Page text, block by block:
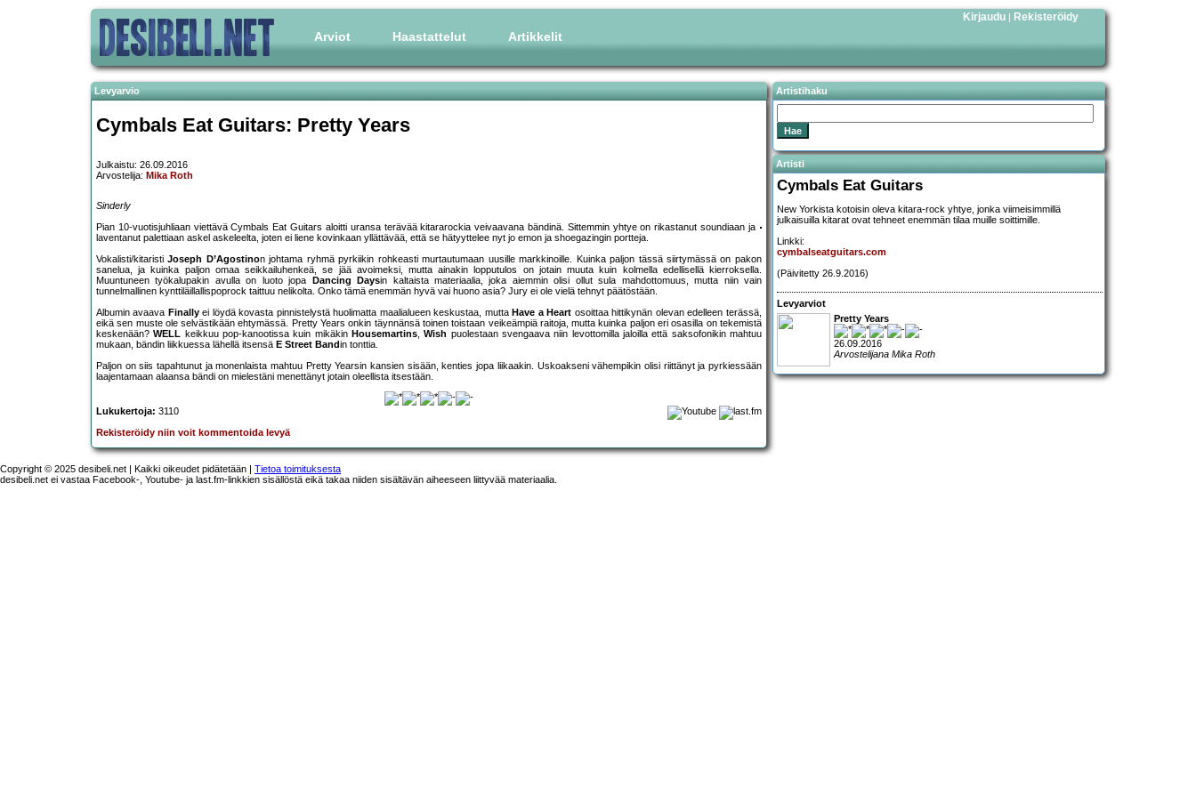
Arviot Haastattelut Artikkelit
Kirjaudu | Rekisteröidy
Levyarvio
Cymbals Eat Guitars: Pretty Years
Julkaistu: 26.09.2016
Arvostelija: Mika Roth
Sinderly
Pian 10-vuotisjuhliaan viettävä Cymbals Eat Guitars aloitti uransa terävää kitararockia veivaavana bändinä. Sittemmin yhtye on rikastanut soundiaan ja
laventanut palettiaan askel askeleelta, joten ei liene kovinkaan yllättävää, että se hätyyttelee nyt jo emon ja shoegazingin portteja.
Vokalisti/kitaristiJoseph D’Agostinon johtama ryhmä pyrkiikin rohkeasti murtautumaan uusille markkinoille. Kuinka paljon tässä siirtymässä on pakon
sanelua, ja kuinka paljon omaa seikkailuhenkeä, se jää avoimeksi, mutta ainakin lopputulos on jotain muuta kuin kolmella edellisellä kierroksella.
Muuntuneen työkalupakin avulla on luoto jopa
Dancing Daysin kaltaista materiaalia, joka aiemmin olisi ollut sula mahdottomuus, mutta niin vain
tunnelmallinen kynttiläillallispoprock taittuu nelikolta. Onko tämä enemmän hyvä vai huono asia? Jury ei ole vielä tehnyt päätöstään.
Albumin avaava Finally ei löydä kovasta pinnistelystä huolimatta maalialueen keskustaa, mutta Have a Heart osoittaa hittikynän olevan edelleen terässä,
eikä sen muste ole selvästikään ehtymässä. Pretty Years onkin täynnänsä toinen toistaan veikeämpiä raitoja, mutta kuinka paljon eri osasilla on tekemistä
keskenään?WELL keikkuu pop-kanootissa kuin mikäkin Housemartins,Wish puolestaan svengaava niin levottomilla jaloilla että saksofonikin mahtuu
mukaan, bändin liikkuessa lähellä itsensä E Street Bandin tonttia.
Paljon on siis tapahtunut ja monenlaista mahtuu Pretty Yearsin kansien sisään, kenties jopa liikaakin. Uskoakseni vähempikin olisi riittänyt ja pyrkiessään
laajentamaan alaansa bändi on mielestäni menettänyt jotain oleellista itsestään.
Lukukertoja: 3110
Rekisteröidy niin voit kommentoida levyä
Artistihaku
Artisti
Cymbals Eat Guitars
New Yorkista kotoisin oleva kitara-rock yhtye, jonka viimeisimmillä
julkaisuilla kitarat ovat tehneet enemmän tilaa muille soittimille.
Linkki:
cymbalseatguitars.com
(Päivitetty 26.9.2016)
Levyarviot
Pretty Years
26.09.2016
Arvostelijana Mika Roth
Copyright © 2025 desibeli.net | Kaikki oikeudet pidätetään | Tietoa toimituksesta
desibeli.net ei vastaa Facebook-, Youtube- ja last.fm-linkkien sisällöstä eikä takaa niiden sisältävän aiheeseen liittyvää materiaalia.